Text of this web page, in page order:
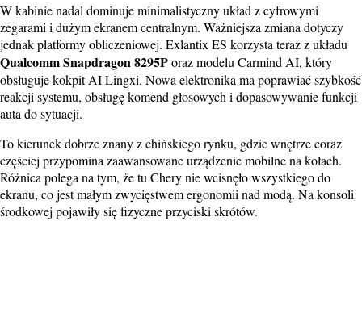
W kabinie nadal dominuje minimalistyczny układ z cyfrowymi
zegarami i dużym ekranem centralnym. Ważniejsza zmiana dotyczy
jednak platformy obliczeniowej. Exlantix ES korzysta teraz z układu
Qualcomm Snapdragon 8295Poraz modelu Carmind AI, który
obsługuje kokpit AI Lingxi. Nowa elektronika ma poprawiać szybkość
reakcji systemu, obsługę komend głosowych i dopasowywanie funkcji
auta do sytuacji.
To kierunek dobrze znany z chińskiego rynku, gdzie wnętrze coraz
częściej przypomina zaawansowane urządzenie mobilne na kołach.
Różnica polega na tym, że tu Chery nie wcisnęło wszystkiego do
ekranu, co jest małym zwycięstwem ergonomii nad modą. Na konsoli
środkowej pojawiły się fizyczne przyciski skrótów.